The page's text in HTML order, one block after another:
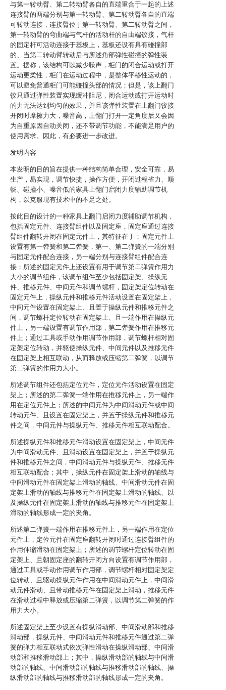
与第一转动臂、第二转动臂各自的直端重合于一起的上述
连接臂的两端分别与第一转动臂、第二转动臂各自的直端
可转动连接，连接臂位于第一转动臂、第二转动臂之间，
第一转动臂的弯曲端与气杆的活动杆的自由端铰接，气杆
的固定杆可活动连接于基板上，基板还设有具有碰撞部
的、当第二转动臂转动后与所述角部弹性碰撞的弹性装
置。据称，该结构可以减少噪声，柜门的闭合运动或打开
运动更柔性，柜门在运动过程中，是整体平移性运动的，
可以避免普通柜门可能碰撞头部的情况；但是，该上翻门
铰只通过弹性装置实现缓冲阻尼，闭合运动或打开运动时
的力无法达到均匀的效果，并且该弹性装置在上翻门铰接
开闭时摩擦力大，噪音高，上翻门打开一定角度后又会因
为自重原因自动关闭，还不带调节功能，不能满足用户的
使用需求。因此，有必要进一步改进。
发明内容
本发明的目的旨在提供一种结构简单合理，安全可靠，易
生产，易实现，调节快捷，操作方便，开闭过程省力、顺
畅、碰撞小、噪音低的家具上翻门启闭力度辅助调节机
构，以克服现有技术中的不足之处。
按此目的设计的一种家具上翻门启闭力度辅助调节机构，
包括固定元件、连接臂组件以及固定座，固定座通过连接
臂组件翻转开闭在固定元件上，其特征在于：固定元件上
设置有第一弹簧和第二弹簧，第一、第二弹簧的一端分别
与固定元件配合连接，另一端分别与连接臂组件配合连
接；所述的固定元件上还设置有用于调节第二弹簧作用力
大小的调节组件，该调节组件至少包括固定架、操纵元
件、推移元件、中间元件和调节螺杆，固定架定位转动在
固定元件上，操纵元件和推移元件活动设置在固定架上，
中间元件设置在固定架上、且置于操纵元件和推移元件之
间，调节螺杆定位转动在固定架上、且一端作用在操纵元
件上，另一端设置有调节作用部，第二弹簧作用在推移元
件上；通过工具或手动作用调节作用部，调节螺杆相对固
定架定位转动，并驱使操纵元件、中间元件以及推移元件
在固定架上相互联动，从而释放或压缩第二弹簧，以调节
第二弹簧的作用力大小。
所述调节组件还包括定位元件，定位元件活动设置在固定
架上；所述的第二弹簧一端作用在推移元件上，另一端作
用在定位元件上；所述的中间元件为中间滑动元件或中间
转动元件、且设置在固定架上，并置于操纵元件和推移元
件之间，中间元件与操纵元件、推移元件相互联动配合。
所述操纵元件和推移元件滑动设置在固定架上，中间元件
为中间滑动元件、且滑动设置在固定架上，并置于操纵元
件和推移元件之间，中间滑动元件与操纵元件、推移元件
相互联动配合；其中，操纵元件在固定架上滑动的轴线与
中间滑动元件在固定架上滑动的轴线、中间滑动元件在固
定架上滑动的轴线与推移元件在固定架上滑动的轴线、以
及操纵元件在固定架上滑动的轴线与推移元件在固定架上
滑动的轴线形成一定的夹角。
所述第二弹簧一端作用在推移元件上，另一端作用在定位
元件上，定位元件在固定座翻转开闭时通过连接臂组件的
作用伸缩滑动在固定架上；所述的调节螺杆定位转动在固
定架上、且朝固定座的翻转开闭方向设置有调节作用部，
通过工具或手动作用调节作用部，调节螺杆相对固定架定
位转动、且驱动操纵元件作用在中间滑动元件上，中间滑
动元件滑动、且带动推移元件在固定架上滑动，推移元件
在滑动过程中释放或压缩第二弹簧，以调节第二弹簧的作
用力大小。
所述固定架上至少设置有操纵滑动部、中间滑动部和推移
滑动部，操纵元件、中间滑动元件和推移元件通过第二弹
簧的弹力相互联动式依次弹性滑动在操纵滑动部、中间滑
动部和推移滑动部上；其中，操纵滑动部的轴线与中间滑
动部的轴线、中间滑动部的轴线与推移滑动部的轴线、操
纵滑动部的轴线与推移滑动部的轴线形成一定的夹角。